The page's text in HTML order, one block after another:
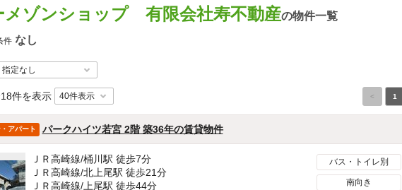
メゾンショップ 有限会社寿不動産の物件一覧
件 なし
件を表示 < 1
アパート パークハイツ若宮 2階 築36年の賃貸物件
ＪＲ高崎線/桶川駅 徒歩7分
ＪＲ高崎線/北上尾駅 徒歩21分
ＪＲ高崎線/上尾駅 徒歩44分
バス・トイレ別
南向き